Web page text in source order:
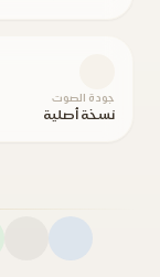
جودة الصوت
نسخة أصلية